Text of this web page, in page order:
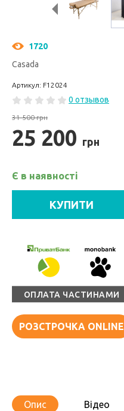
1720
Casada
Артикул: F12024
0 отзывов
31 500 грн
25 200 грн
Є в наявності
КУПИТИ
ОПЛАТА ЧАСТИНАМИ
РОЗСТРОЧКА ONLINE
Опис
Відео